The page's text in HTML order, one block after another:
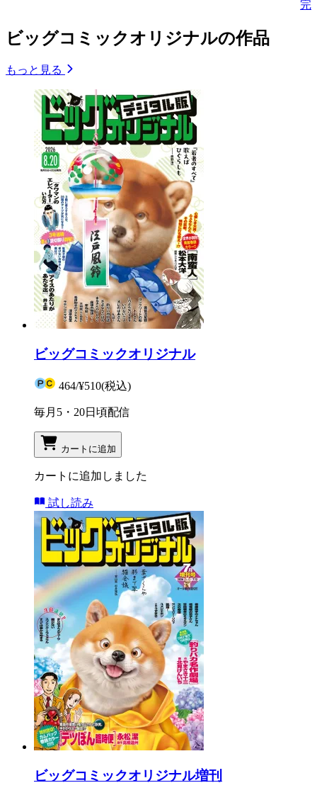
完
ビッグコミックオリジナルの作品
もっと見る
ビッグコミックオリジナル
464/¥510(税込)
毎月5・20日頃配信
カートに追加
カートに追加しました
試し読み
ビッグコミックオリジナル増刊